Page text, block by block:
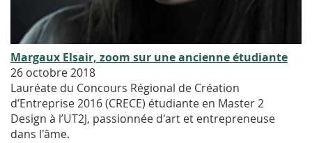
Margaux Elsair, zoom sur une ancienne étudiante
26 octobre 2018
Lauréate du Concours Régional de Création
d’Entreprise 2016 (CRECE) étudiante en Master 2
Design à l’UT2J, passionnée d'art et entrepreneuse
dans l'âme.